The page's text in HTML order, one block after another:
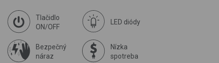
Tlačidlo
ON/OFF
LED diódy
Bezpečný
náraz
Nízka
spotreba